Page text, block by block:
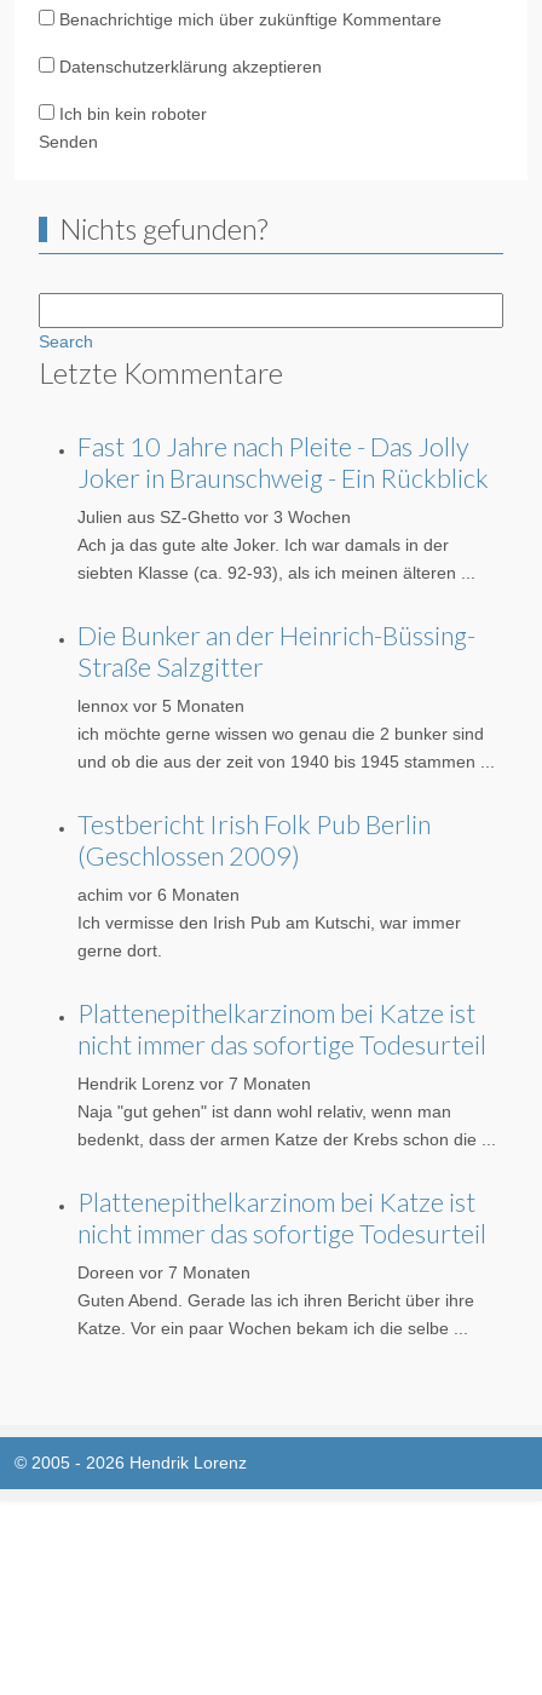
Benachrichtige mich über zukünftige Kommentare
Datenschutzerklärung akzeptieren
Ich bin kein roboter
Senden
Nichts gefunden?
Search
Letzte Kommentare
Fast 10 Jahre nach Pleite - Das Jolly
Joker in Braunschweig - Ein Rückblick
Julien aus SZ-Ghetto vor 3 Wochen
Ach ja das gute alte Joker. Ich war damals in der
siebten Klasse (ca. 92-93), als ich meinen älteren ...
Die Bunker an der Heinrich-Büssing-
Straße Salzgitter
lennox vor 5 Monaten
ich möchte gerne wissen wo genau die 2 bunker sind
und ob die aus der zeit von 1940 bis 1945 stammen ...
Testbericht Irish Folk Pub Berlin
(Geschlossen 2009)
achim vor 6 Monaten
Ich vermisse den Irish Pub am Kutschi, war immer
gerne dort.
Plattenepithelkarzinom bei Katze ist
nicht immer das sofortige Todesurteil
Hendrik Lorenz vor 7 Monaten
Naja "gut gehen" ist dann wohl relativ, wenn man
bedenkt, dass der armen Katze der Krebs schon die ...
Plattenepithelkarzinom bei Katze ist
nicht immer das sofortige Todesurteil
Doreen vor 7 Monaten
Guten Abend. Gerade las ich ihren Bericht über ihre
Katze. Vor ein paar Wochen bekam ich die selbe ...
© 2005 - 2026 Hendrik Lorenz